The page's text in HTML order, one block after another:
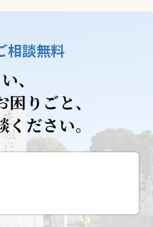
相談無料
、
りごと、
ださい。